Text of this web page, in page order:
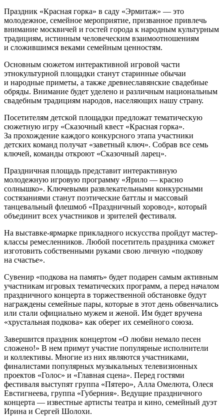
Праздник «Красная горка» в саду «Эрмитаж» — это
молодежное, семейное мероприятие, призванное привлечь
внимание москвичей и гостей города к народным культурным
традициям, истинным человеческим взаимоотношениям
и сложившимся веками семейным ценностям.
Основным сюжетом интерактивной игровой части
этнокультурной площадки станут старинные обычаи
и народные приметы, а также древнеславянские свадебные
обряды. Внимание будет уделено и различным национальным
свадебным традициям народов, населяющих нашу страну.
Посетителям детской площадки предложат тематическую
сюжетную игру «Сказочный квест «Красная горка».
За прохождение каждого конкурсного этапа участники
детских команд получат «заветный ключ». Собрав все семь
ключей, команды откроют «Сказочный ларец».
Праздничная площадь представит интерактивную
молодежную игровую программу «Ярило — красно
солнышко». Ключевыми развлекательными конкурсными
состязаниями станут поэтические баттлы и массовый
танцевальный флешмоб «Праздничный хоровод», который
объединит всех участников и зрителей фестиваля.
На выставке-ярмарке прикладного искусства пройдут мастер-
классы ремесленников. Любой посетитель праздника сможет
изготовить собственными руками свою личную «подкову
на счастье».
Сувенир «подкова на память» будет подарен самым активным
участникам игровых тематических программ, а перед началом
праздничного концерта в торжественной обстановке будут
награждены семейные пары, которые в этот день обвенчались
или стали официально мужем и женой. Им будет вручена
«хрустальная подкова» как оберег их семейного союза.
Завершится праздник концертом «О любви немало песен
сложено!» В нем примут участие популярные исполнители
и коллективы. Многие из них являются участниками,
финалистами популярных музыкальных телевизионных
проектов «Голос» и «Главная сцена». Перед гостями
фестиваля выступят группа «Пятеро», Алла Омелюта, Олеся
Евстигнеева, группа «Губерния». Ведущие праздничного
концерта — известные артисты театра и кино, семейный дуэт
Ирина и Сергей Шолохи.